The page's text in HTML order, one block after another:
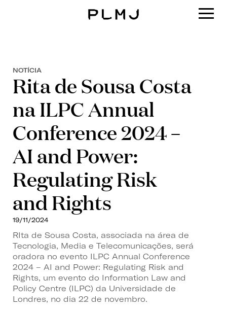
NOTÍCIA
Rita de Sousa Costa
na ILPC Annual
Conference 2024 –
AI and Power:
Regulating Risk
and Rights
19/11/2024
RIta de Sousa Costa, associada na área de
Tecnologia, Media e Telecomunicações, será
oradora no evento ILPC Annual Conference
2024 – AI and Power: Regulating Risk and
Rights, um evento do Information Law and
Policy Centre (ILPC) da Universidade de
Londres, no dia 22 de novembro.